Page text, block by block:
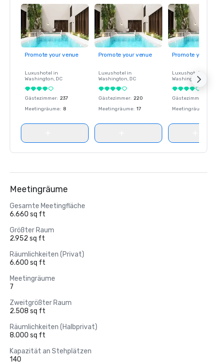
Promote your venue
Luxushotel in
Washington, DC
Gästezimmer: 237
Meetingräume: 8
Promote your venue
Luxushotel in
Washington, DC
Gästezimmer: 220
Meetingräume: 17
Promote your
Luxushotel in
Washington
Gästezimmer
Meetingräume
Meetingräume
Gesamte Meetingfläche
6.660 sq ft
Größter Raum
2.952 sq ft
Räumlichkeiten (Privat)
6.600 sq ft
Meetingräume
7
Zweitgrößter Raum
2.508 sq ft
Räumlichkeiten (Halbprivat)
8.000 sq ft
Kapazität an Stehplätzen
140